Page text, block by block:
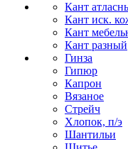
Кант
Кант иск.
Кант
Кант разный
Гинза
Гипюр
Капрон
Вязаное
Стрейч
Хлопок, п/э
Шантильи